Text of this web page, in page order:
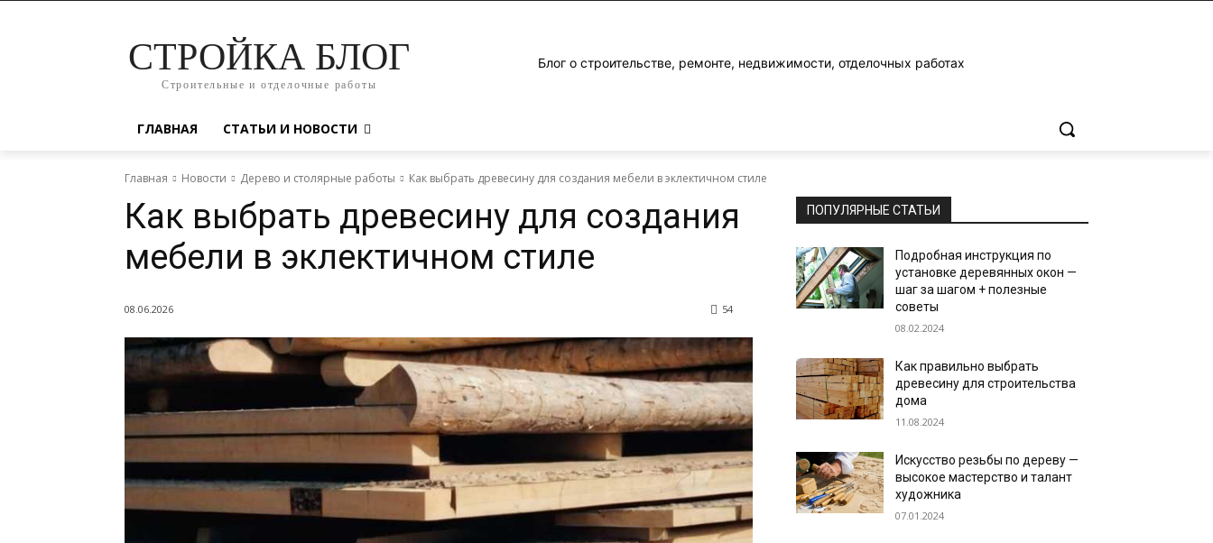
СТРОЙКА БЛОГ
Строительные и отделочные работы
Блог о строительстве, ремонте, недвижимости, отделочных работах
ГЛАВНАЯ СТАТЬИ И НОВОСТИ
Главная Новости Дерево и столярные работы Как выбрать древесину для создания мебели в эклектичном стиле
Как выбрать древесину для создания
мебели в эклектичном стиле
08.06.2026 54
ПОПУЛЯРНЫЕ СТАТЬИ
Подробная инструкция по
установке деревянных окон —
шаг за шагом + полезные
советы
08.02.2024
Как правильно выбрать
древесину для строительства
дома
11.08.2024
Искусство резьбы по дереву —
высокое мастерство и талант
художника
07.01.2024